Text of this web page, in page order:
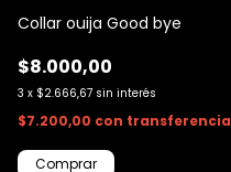
Collar ouija Good bye
$8.000,00
3 x $2.666,67 sin interés
$7.200,00 con transferencia